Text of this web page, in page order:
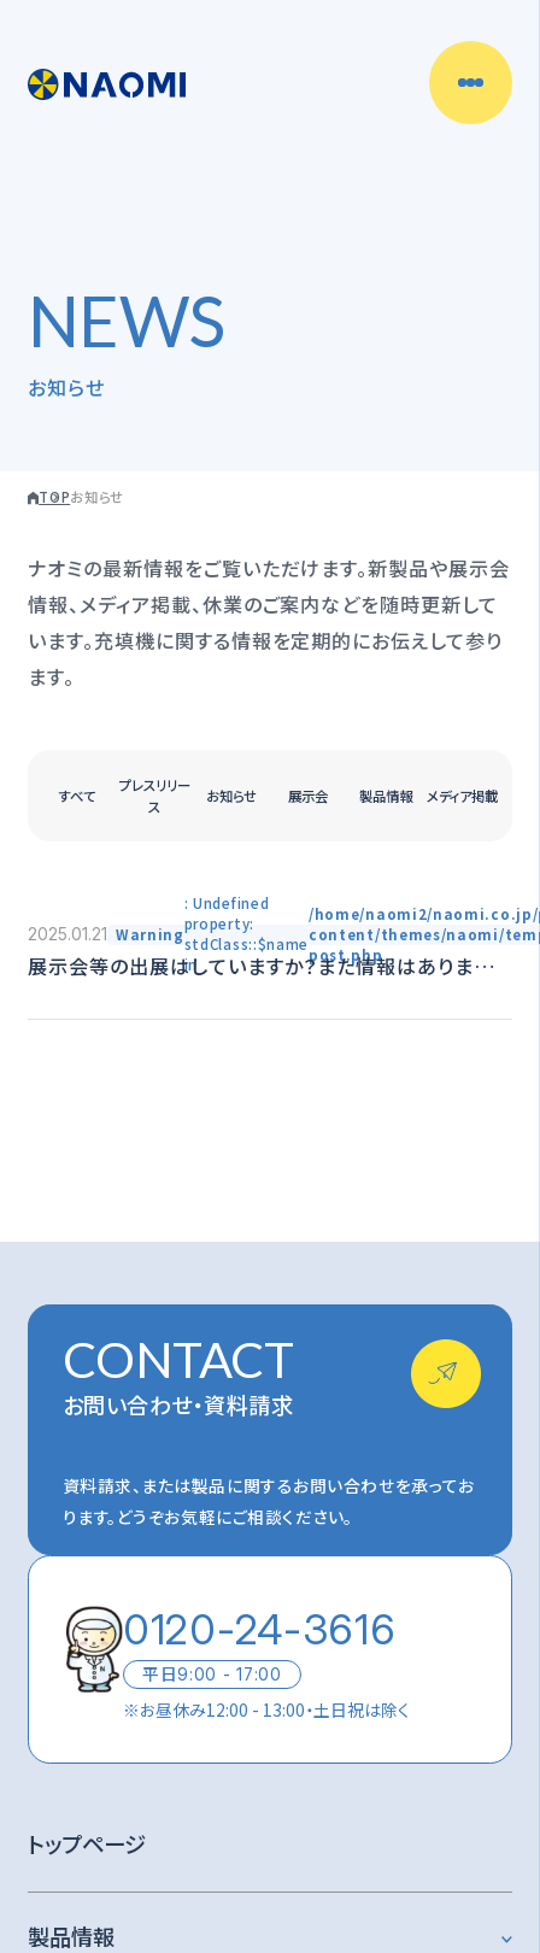
NEWS
お知らせ
TOPお知らせ
ナオミの最新情報をご覧いただけます。新製品や展示会
情報、メディア掲載、休業のご案内などを随時更新して
います。充填機に関する情報を定期的にお伝えして参り
ます。
すべて
プレスリリー
ス
お知らせ 展示会 製品情報 メディア掲載
2025.01.21 Warning
: Undefined
property:
stdClass::$name
in
/home/naomi2/
content/themes/naomi/
post.php
展示会等の出展はしていますか？また情報はあります
CONTACT
お問い合わせ・資料請求
資料請求、または製品に関するお問い合わせを承ってお
ります。 どうぞお気軽にご相談ください。
0120-24-3616
平日9:00 - 17:00
※お昼休み12:00 - 13:00・土日祝は除く
トップページ
製品情報